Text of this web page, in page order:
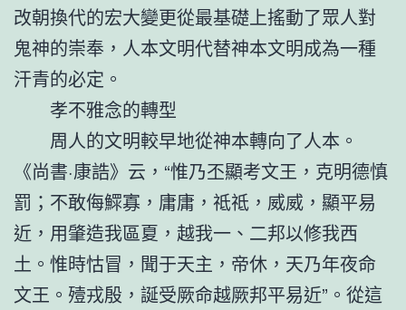
改朝換代的宏大變更從最基礎上搖動了眾人對
鬼神的崇奉，人本文明代替神本文明成為一種
汗青的必定。
孝不雅念的轉型
周人的文明較早地從神本轉向了人本。
《尚書·康誥》云，“惟乃丕顯考文王，克明德慎
罰；不敢侮鰥寡，庸庸，祗祗，威威，顯平易
近，用肇造我區夏，越我一、二邦以修我西
土。惟時怙冒，聞于天主，帝休，天乃年夜命
文王。殪戎殷，誕受厥命越厥邦平易近”。從這